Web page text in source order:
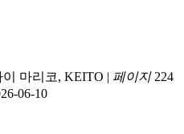
마리코, KEITO | 페이지224
06-10